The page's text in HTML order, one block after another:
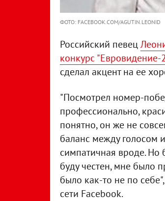
ФОТО: FACEBOOK.COM/AGUTIN.LEONID
Российский певец
конкурс "Евровидение-
сделал акцент на ее
"Посмотрел номер-
профессионально,
понятно, он же не
баланс между голосом
симпатичная вроде. Но
буду честен, мне было
было как-то не по
сети Facebook.